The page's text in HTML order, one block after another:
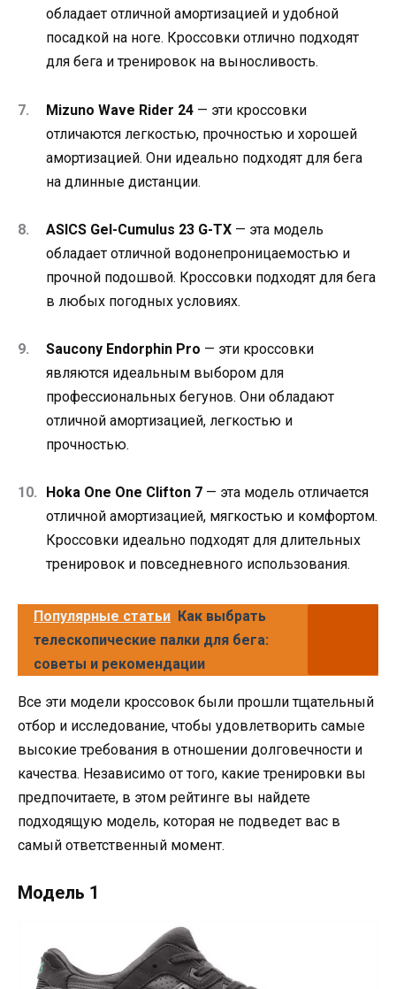
обладает отличной амортизацией и удобной
посадкой на ноге. Кроссовки отлично подходят
для бега и тренировок на выносливость.
Mizuno Wave Rider 24 — эти кроссовки
отличаются легкостью, прочностью и хорошей
амортизацией. Они идеально подходят для бега
на длинные дистанции.
ASICS Gel-Cumulus 23 G-TX — эта модель
обладает отличной водонепроницаемостью и
прочной подошвой. Кроссовки подходят для бега
в любых погодных условиях.
Saucony Endorphin Pro — эти кроссовки
являются идеальным выбором для
профессиональных бегунов. Они обладают
отличной амортизацией, легкостью и
прочностью.
Hoka One One Clifton 7 — эта модель отличается
отличной амортизацией, мягкостью и комфортом.
Кроссовки идеально подходят для длительных
тренировок и повседневного использования.
Популярные статьи Как выбрать
телескопические палки для бега:
советы и рекомендации
Все эти модели кроссовок были прошли тщательный
отбор и исследование, чтобы удовлетворить самые
высокие требования в отношении долговечности и
качества. Независимо от того, какие тренировки вы
предпочитаете, в этом рейтинге вы найдете
подходящую модель, которая не подведет вас в
самый ответственный момент.
Модель 1